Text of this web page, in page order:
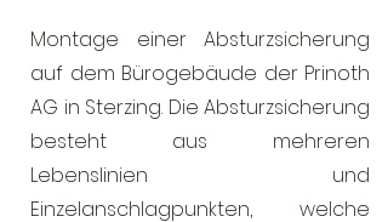
Montage einer Absturzsicherung
auf dem Bürogebäude der Prinoth
AG in Sterzing. Die Absturzsicherung
besteht aus mehreren
Lebenslinien und
Einzelanschlagpunkten, welche